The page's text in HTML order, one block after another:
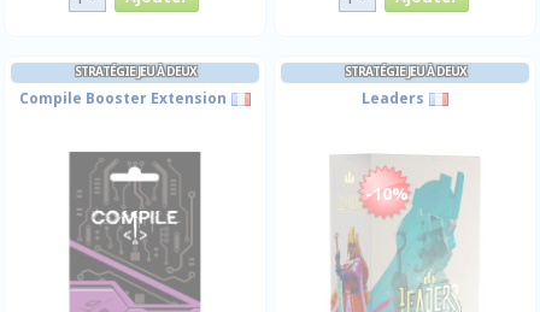
STRATÉGIE JEU À DEUX
Compile Booster Extension
STRATÉGIE JEU À DEUX
Leaders
-10%